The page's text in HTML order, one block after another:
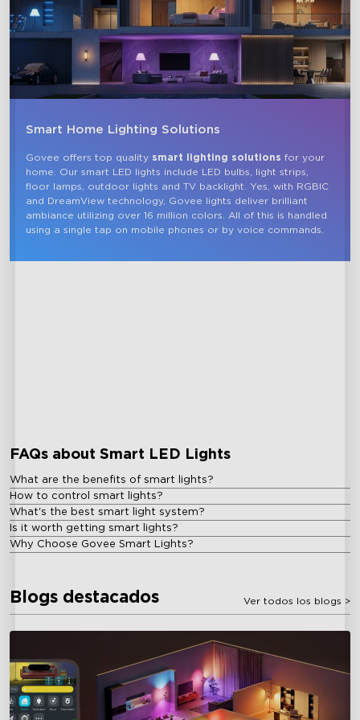
Smart Home Lighting Solutions
Govee offers top quality smart lighting solutions for your
home. Our smart LED lights include LED bulbs, light strips,
floor lamps, outdoor lights and TV backlight. Yes, with RGBIC
and DreamView technology, Govee lights deliver brilliant
ambiance utilizing over 16 million colors. All of this is handled
using a single tap on mobile phones or by voice commands.
FAQs about Smart LED Lights
What are the benefits of smart lights?
How to control smart lights?
What's the best smart light system?
Is it worth getting smart lights?
Why Choose Govee Smart Lights?
Blogs destacados Ver todos los blogs >